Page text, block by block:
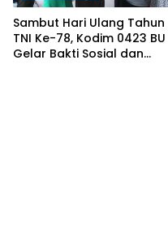
Sambut Hari Ulang Tahun
TNI Ke-78, Kodim 0423 BU
Gelar Bakti Sosial dan